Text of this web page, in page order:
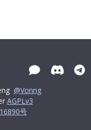
@Vonng
AGPLv3
号